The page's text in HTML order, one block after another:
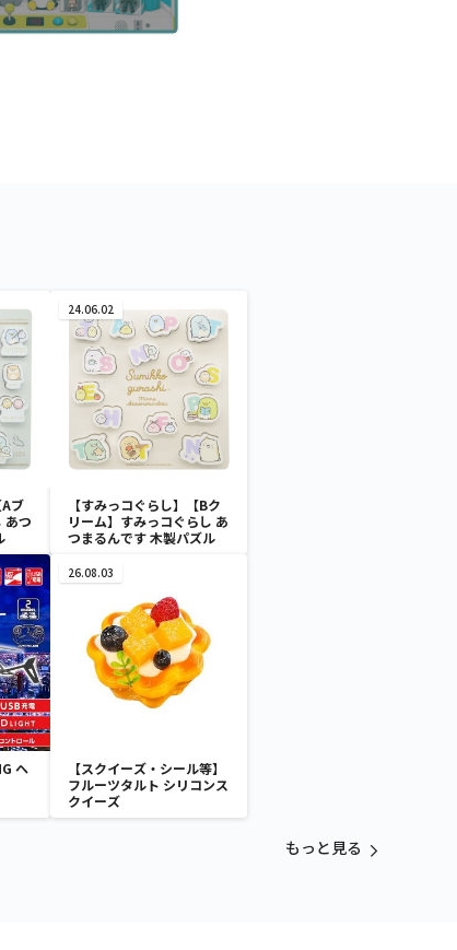
Aブ
あつ
24.06.02
【すみっコぐらし】【Bク
リーム】すみっコぐらし あ
つまるんです 木製パズル
ヘ
26.08.03
【スクイーズ・シール等】
フルーツタルト シリコンス
クイーズ
もっと見る